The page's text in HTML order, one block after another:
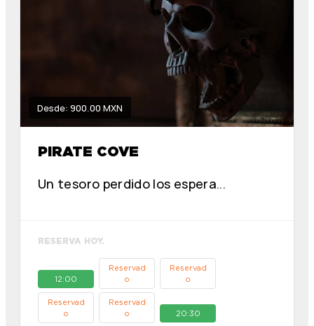
Desde: 900.00 MXN
PIRATE COVE
Un tesoro perdido los espera...
RESERVA HOY.
12:00
Reservad
o
Reservad
o
Reservad
o
Reservad
o
20:30